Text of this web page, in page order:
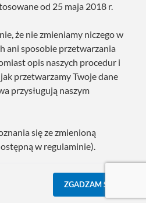
od 25 maja 2018 r.
że nie zmieniamy niczego w
ani sposobie przetwarzania
opis naszych procedur i
przetwarzamy Twoje dane
przysługują naszym
się ze zmienioną
w regulaminie).
ZGADZAM SIĘ